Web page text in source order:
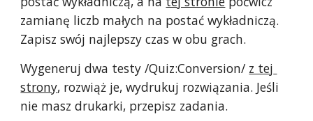
zamianę liczb małych na postać wykładniczą.
Zapisz swój najlepszy czas w obu grach.
Wygeneruj dwa testy /Quiz:Conversion/ z tej
strony, rozwiąż je, wydrukuj rozwiązania. Jeśli
nie masz drukarki, przepisz zadania.